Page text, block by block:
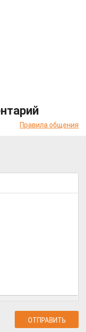
Правила общения